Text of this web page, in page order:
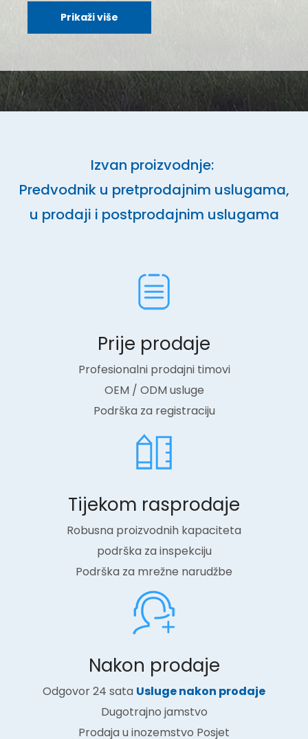
Prikaži više
Izvan proizvodnje:
Predvodnik u pretprodajnim uslugama,
u prodaji i postprodajnim uslugama
Prije prodaje​​​​​
Profesionalni prodajni timovi
OEM / ODM usluge
Podrška za registraciju
Tijekom rasprodaje​​​​​​
Robusna proizvodnih kapaciteta
podrška za inspekciju
Podrška za mrežne narudžbe
Nakon prodaje​​​​​​
Odgovor 24 sata Usluge nakon prodaje
Dugotrajno jamstvo
Prodaja u inozemstvo Posjet